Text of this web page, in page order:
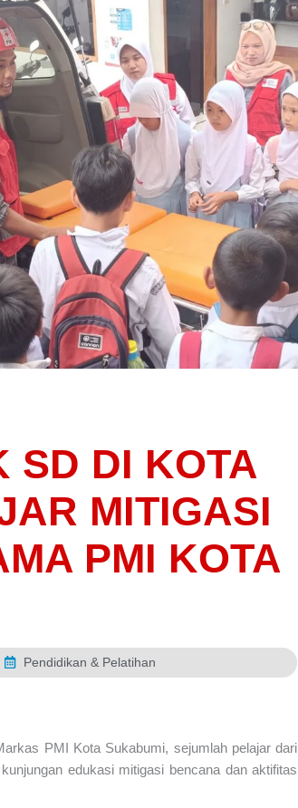
SD DI KOTA
MITIGASI
PMI KOTA
Pendidikan & Pelatihan
PMI Kota Sukabumi, sejumlah pelajar dari
edukasi mitigasi bencana dan aktifitas